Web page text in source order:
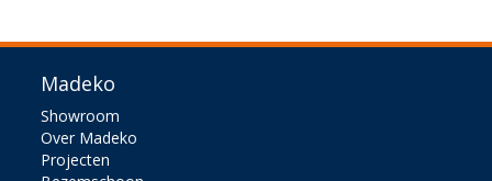
Madeko
Showroom
Over Madeko
Projecten